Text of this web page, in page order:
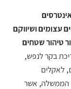
עצומים ושיווקם
טיהור שטחים
בקר לנפש,
לאקלים
הממשלה, אשר